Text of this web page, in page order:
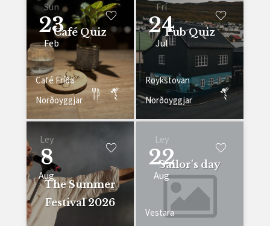
Sun
23
Feb
Café Quiz
Café Fríða
Norðoyggjar
Frí
24
Jul
Pub Quiz
Roykstovan
Norðoyggjar
Ley
8
Aug
The Summer
Festival 2026
Ley
22
Aug
Sailor's day
Vestara